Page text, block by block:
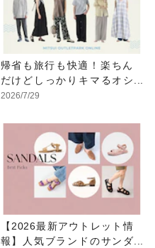
帰省も旅行も快適！楽ちん
だけどしっかりキマるオシ
ャレウェア特集
2026/7/29
【2026最新アウトレット情
報】人気ブランドのサンダ